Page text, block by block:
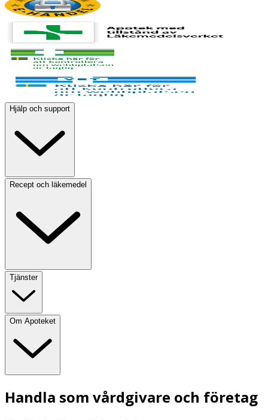
Hjälp och support
Recept och läkemedel
Tjänster
Om Apoteket
Handla som vårdgivare och företag